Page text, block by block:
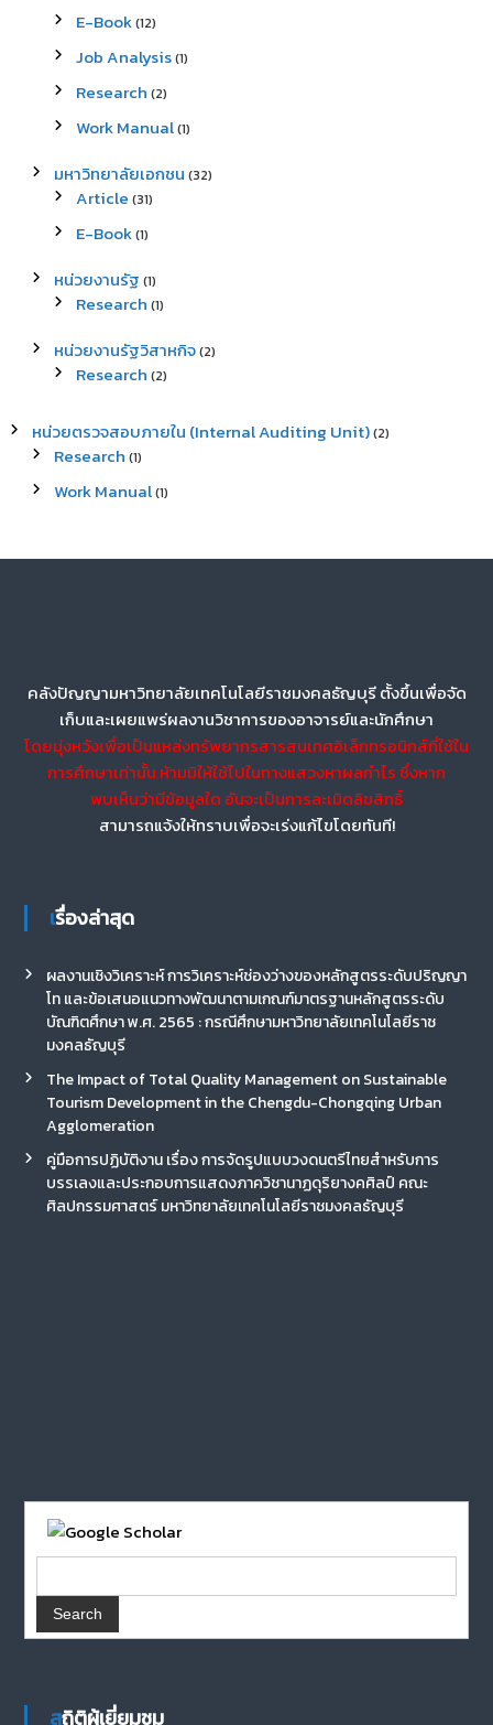
E-Book(12)
Job Analysis(1)
Research (2)
Work Manual(1)
มหาวิทยาลัยเอกชน (32)
Article (31)
E-Book(1)
หน่วยงานรัฐ (1)
Research (1)
หน่วยงานรัฐวิสาหกิจ(2)
Research (2)
หน่วยตรวจสอบภายใน (Internal Auditing Unit)(2)
Research (1)
Work Manual(1)
คลังปัญญามหาวิทยาลัยเทคโนโลยีราชมงคลธัญบุรี ตั้งขึ้นเพื่อจัด
เก็บและเผยแพร่ผลงานวิชาการของอาจารย์และนักศึกษา
โดยมุ่งหวังเพื่อเป็นแหล่งทรัพยากรสารสนเทศอิเล็กทรอนิกส์ที่ใช้ใน
การศึกษาเท่านั้น ห้ามมิให้ใช้ไปในทางแสวงหาผลกำไร ซึ่งหาก
พบเห็นว่ามีข้อมูลใด อันจะเป็นการละเมิดลิขสิทธิ์
สามารถแจ้งให้ทราบเพื่อจะเร่งแก้ไขโดยทันที!
เรื่องล่าสุด
ผลงานเชิงวิเคราะห์ การวิเคราะห์ช่องว่างของหลักสูตรระดับปริญญา
โท และข้อเสนอแนวทางพัฒนาตามเกณฑ์มาตรฐานหลักสูตรระดับ
บัณฑิตศึกษา พ.ศ. 2565 : กรณีศึกษามหาวิทยาลัยเทคโนโลยีราช
มงคลธัญบุรี
The Impact of Total Quality Management on Sustainable
Tourism Development in the Chengdu-Chongqing Urban
Agglomeration
คู่มือการปฏิบัติงาน เรื่อง การจัดรูปแบบวงดนตรีไทยสำหรับการ
บรรเลงและประกอบการแสดงภาควิชานาฏดุริยางคศิลป์ คณะ
ศิลปกรรมศาสตร์ มหาวิทยาลัยเทคโนโลยีราชมงคลธัญบุรี
สถิติผู้เยี่ยมชม